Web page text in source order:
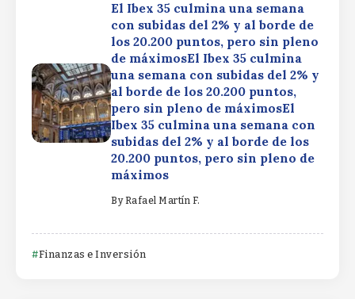
El Ibex 35 culmina una semana
con subidas del 2% y al borde de
los 20.200 puntos, pero sin pleno
de máximosEl Ibex 35 culmina
una semana con subidas del 2% y
al borde de los 20.200 puntos,
pero sin pleno de máximosEl
Ibex 35 culmina una semana con
subidas del 2% y al borde de los
20.200 puntos, pero sin pleno de
máximos
By Rafael Martín F.
Finanzas e Inversión